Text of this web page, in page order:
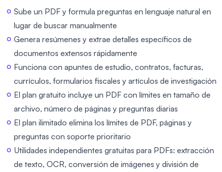
Sube un PDF y formula preguntas en lenguaje natural en
lugar de buscar manualmente
Genera resúmenes y extrae detalles específicos de
documentos extensos rápidamente
Funciona con apuntes de estudio, contratos, facturas,
currículos, formularios fiscales y artículos de investigación
El plan gratuito incluye un PDF con límites en tamaño de
archivo, número de páginas y preguntas diarias
El plan ilimitado elimina los límites de PDF, páginas y
preguntas con soporte prioritario
Utilidades independientes gratuitas para PDFs: extracción
de texto, OCR, conversión de imágenes y división de